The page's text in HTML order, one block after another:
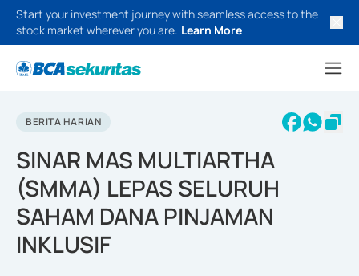
Start your investment journey with seamless access to the
stock market wherever you are. Learn More
BERITA HARIAN
SINAR MAS MULTIARTHA
(SMMA) LEPAS SELURUH
SAHAM DANA PINJAMAN
INKLUSIF